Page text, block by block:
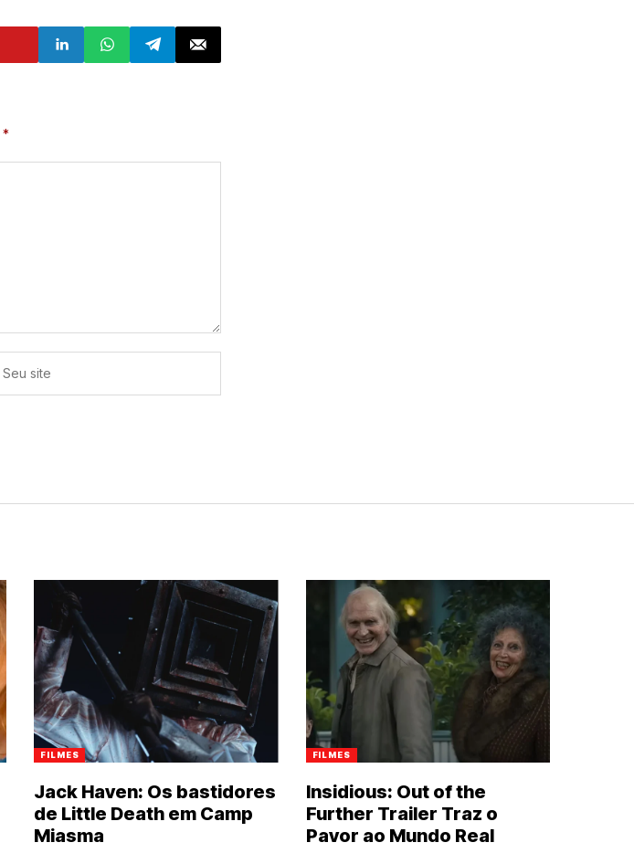
*
FILMES
Jack Haven: Os bastidores
de Little Death em Camp
Miasma
FILMES
Insidious: Out of the
Further Trailer Traz o
Pavor ao Mundo Real